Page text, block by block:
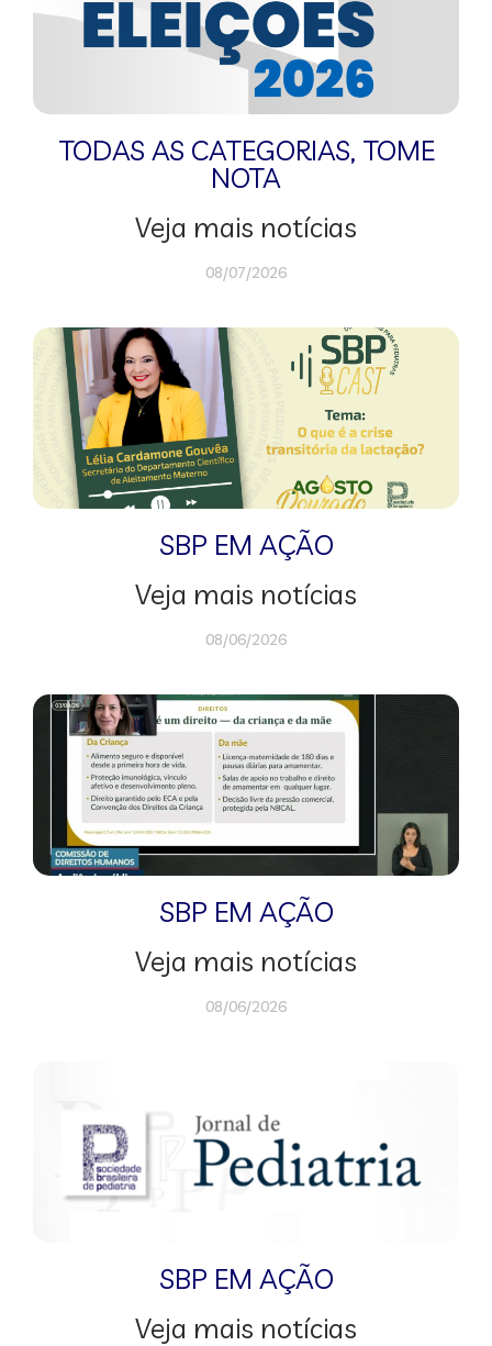
TODAS AS CATEGORIAS, TOME
NOTA
Veja mais notícias
08/07/2026
SBP EM AÇÃO
Veja mais notícias
08/06/2026
SBP EM AÇÃO
Veja mais notícias
08/06/2026
SBP EM AÇÃO
Veja mais notícias